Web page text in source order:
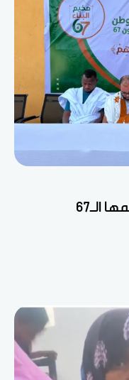
شبيبة بناء الوطن تفتتح مخيمها الـ67